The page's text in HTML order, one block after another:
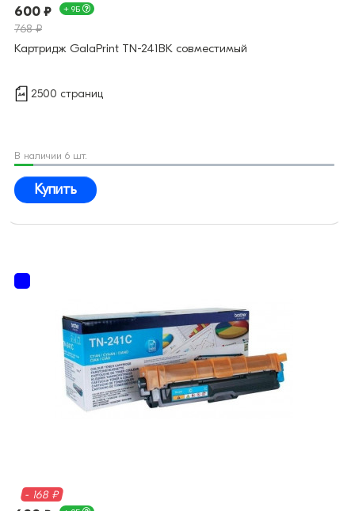
600 ₽ + 9Б
768 ₽
Картридж GalaPrint TN-241BK совместимый
2500 страниц
В наличии 6 шт.
Купить
- 168 ₽